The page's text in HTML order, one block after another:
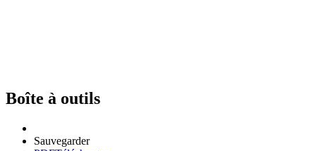
Boîte à outils
Sauvegarder